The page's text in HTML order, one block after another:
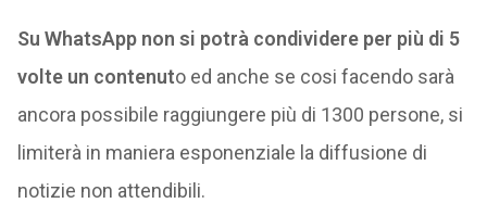
Su WhatsApp non si potrà condividere per più di 5
volte un contenuto ed anche se cosi facendo sarà
ancora possibile raggiungere più di 1300 persone, si
limiterà in maniera esponenziale la diffusione di
notizie non attendibili.